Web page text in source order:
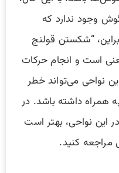
وجود ندارد که
“شکستن قولنج
است و انجام حرکات
نواحی می‌تواند خطر
همراه داشته باشد. در
این نواحی، بهتر است
کنید.